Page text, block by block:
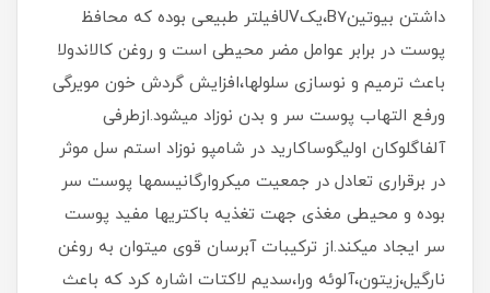
داشتن بیوتینB7،یکUVفیلتر طبیعی بوده که محافظ
پوست در برابر عوامل مضر محیطی است و روغن کالاندولا
باعث ترمیم و نوسازی سلولها،افزایش گردش خون مویرگی
ورفع التهاب پوست سر و بدن نوزاد میشود.ازطرفی
آلفاگلوکان اولیگوساکارید در شامپو نوزاد استم سل موثر
در برقراری تعادل در جمعیت میکروارگانیسمها پوست سر
بوده و محیطی مغذی جهت تغذیه باکتریها مفید پوست
سر ایجاد میکند.از ترکیبات آبرسان قوی میتوان به روغن
نارگیل،زیتون،آلوئه ورا،سدیم لاکتات اشاره کرد که باعث